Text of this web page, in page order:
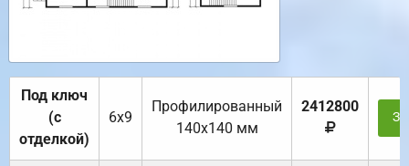
Под ключ
(с
отделкой)
6х9
Профилированный
140х140 мм
2412800